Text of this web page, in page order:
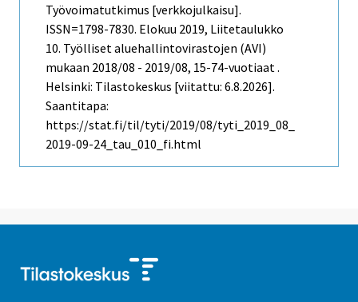
Työvoimatutkimus [verkkojulkaisu].
ISSN=1798-7830. Elokuu 2019, Liitetaulukko
10. Työlliset aluehallintovirastojen (AVI)
mukaan 2018/08 - 2019/08, 15-74-vuotiaat .
Helsinki: Tilastokeskus [viitattu: 6.8.2026].
Saantitapa:
https://stat.fi/til/tyti/2019/08/tyti_2019_08_
2019-09-24_tau_010_fi.html